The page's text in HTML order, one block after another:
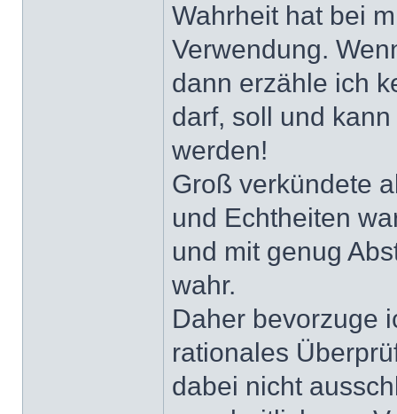
Wahrheit hat bei
Verwendung.
dann erzähle ich
darf, soll und
werden!
Groß verkündete
und Echtheiten
und mit genug
wahr.
Daher bevorzuge
rationales
dabei nicht